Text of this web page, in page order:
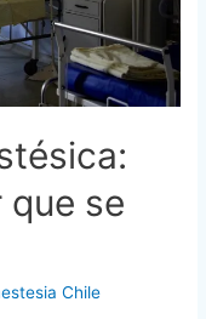
que se
Chile